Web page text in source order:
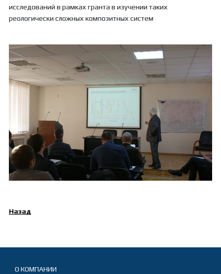
исследований в рамках гранта в изучении таких
реологически сложных композитных систем
Назад
О КОМПАНИИ